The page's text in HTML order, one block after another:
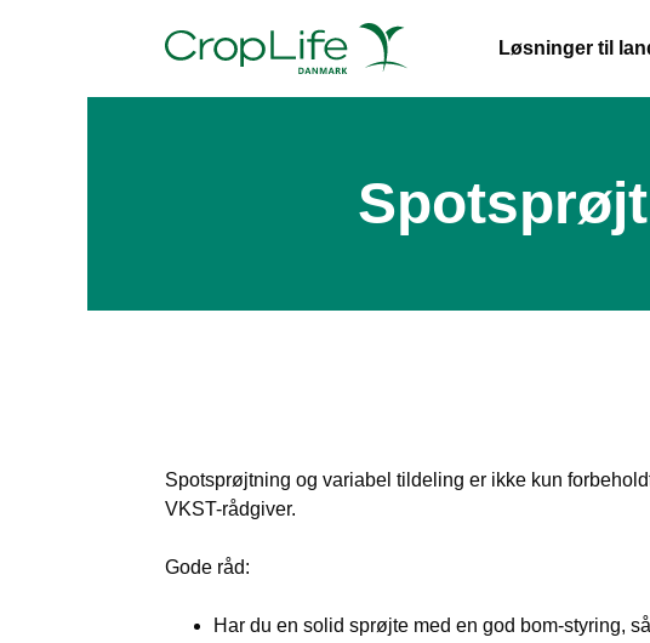
Løsninger til
Spotsprøjtning og variabel tildeling er ikke kun
VKST-rådgiver.
Gode råd:
Har du en solid sprøjte med en god bom-styring,